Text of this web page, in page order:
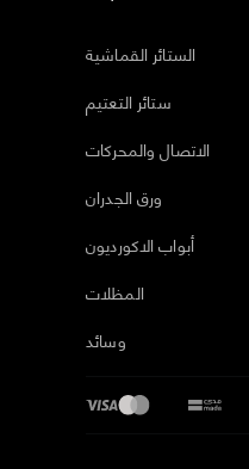
الستائر القماشية
ستائر التعتيم
الاتصال والمحركات
ورق الجدران
أبواب الاكورديون
المظلات
وسائد